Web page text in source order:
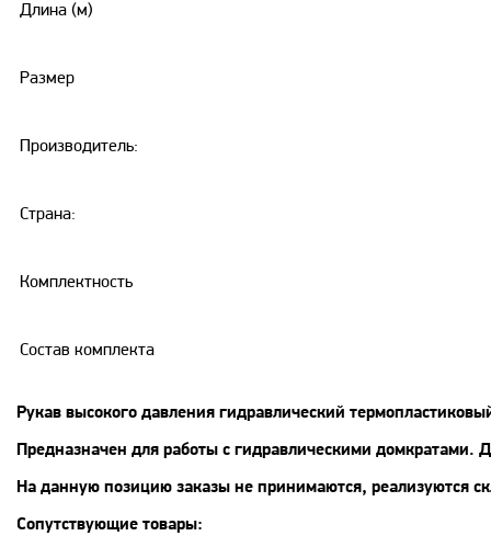
Длина (м)
Размер
Производитель:
Страна:
Комплектность
Состав комплекта
Рукав высокого давления гидравлический
Предназначен для работы с гидравлическими домкратами.
На данную позицию заказы не принимаются, реализуются
Сопутствующие товары: